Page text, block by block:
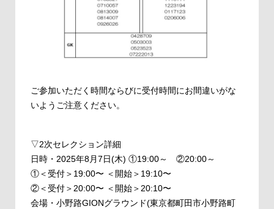
ご参加いただく時間ならびに受付時間にお間違いがな
いようご注意ください。
▽2次セレクション詳細
日時・2025年8月7日(木) ①19:00～ ②20:00～
①＜受付＞19:00〜 ＜開始＞19:10〜
②＜受付＞20:00〜 ＜開始＞20:10〜
会場・小野路GIONグラウンド(東京都町田市小野路町